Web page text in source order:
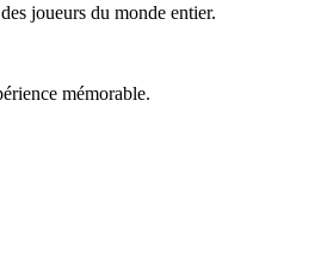
joueurs du monde entier.
mémorable.